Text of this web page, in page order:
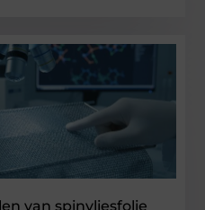
van spinvliesfolie